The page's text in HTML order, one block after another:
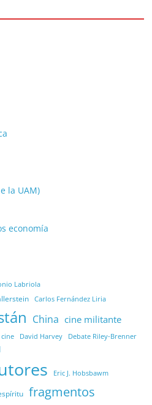
la UAM)
economía
Labriola
Carlos Fernández Liria
China cine militante
David Harvey Debate Riley-Brenner
Eric J. Hobsbawm
fragmentos